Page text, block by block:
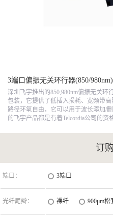
3端口偏振无关环行器(850/980nm)
深圳飞宇推出的850,980nm偏振无关
包装，它提供了低插入损耗、宽频带
路径环氧自由，它可以用于波长添加/
的飞宇产品都是有着Telcordia公司的资
订
端口： 3端口
光纤尾辫： 裸纤 900μm松